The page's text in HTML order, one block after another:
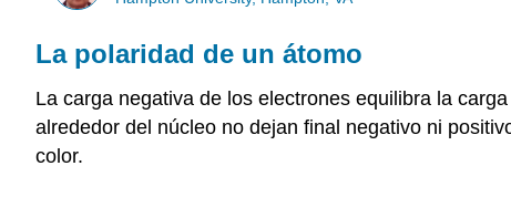
La polaridad de un átomo
La carga negativa de los electrones equilibra la
alrededor del núcleo no dejan final negativo ni
color.